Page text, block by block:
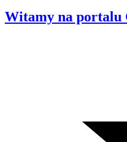
Witamy na portalu